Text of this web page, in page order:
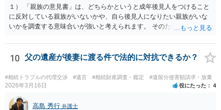
護士の預り口座を振込先とするのはよくあることです。 問題ないと思
います。
１） 「親族の意見書」は、どちらかというと成年後見人をつけること
に反対している親族がいないかや、自ら後見人になりたい親族がいな
いかを調査する意味合いが強いと考えられます。 そのため、ご相談の
す。 ２） 場合によっては、介護や被後見人の財産の処分等に関して、
後見人から相談があることも考えられます。 また、お祖母さんがお亡
くなりになった場合、相続人となる可能性がありますが、 その場合は
相続放棄されれば問題ありません。 ３） 完全に拒否する方法はないか
もしれませんが、 関わりを持ちたくないとのことでしたら、親族の意
見書にその旨を記載して提出しておけば良いかも知れません。 後見人
としても、関わりを拒否している親族にあえて連絡をしてくる可能性
10 父の遺産が後妻に渡る件で法的に対抗できるか？
#相続トラブルの代理交渉 #遺言 #相続財産調査・鑑定 #遺留分侵害額請求・放棄
2026年3月16日 役にたった 4
高島 秀行 弁護士